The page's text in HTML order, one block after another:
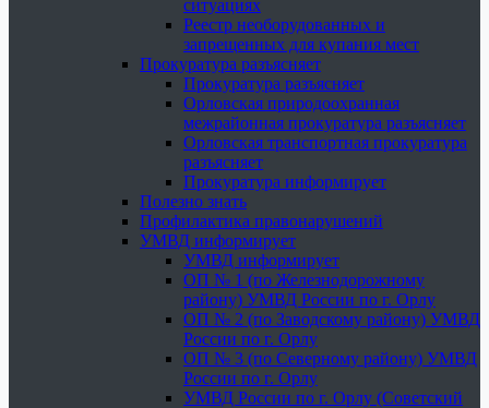
ситуациях
Реестр необорудованных и
запрещенных для купания мест
Прокуратура разъясняет
Прокуратура разъясняет
Орловская природоохранная
межрайонная прокуратура разъясняет
Орловская транспортная прокуратура
разъясняет
Прокуратура информирует
Полезно знать
Профилактика правонарушений
УМВД информирует
УМВД информирует
ОП № 1 (по Железнодорожному
району) УМВД России по г. Орлу
ОП № 2 (по Заводскому району) УМВД
России по г. Орлу
ОП № 3 (по Северному району) УМВД
России по г. Орлу
УМВД России по г. Орлу (Советский